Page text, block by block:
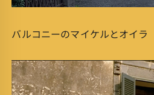
バルコニーのマイケルとオイラ